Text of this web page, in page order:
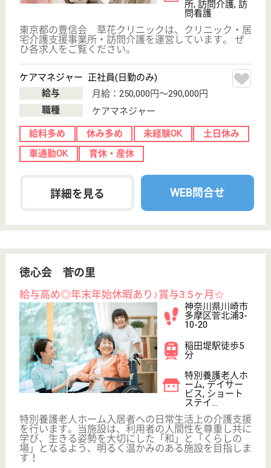
給与
月給：252,000円〜352,000円
職種
看護職
給料多め 車通勤OK
住宅手当あり
育休・産休
駅徒歩10分以内
詳細を見る WEB問合せ
秀峰会 銀鈴の詩介護保険センター
横浜市最大級の社会福祉法人秀峰会が運営！大手
訪問介護, 定期
業所...
れる環境づくり、 さらには地域包括ケアシステム構
築の実現のために今後もチャレンジを続けてまいりま
登録ヘルパー パート(日勤のみ)
給与
時給：1,350円〜
職種
介護職
給料多め 駅徒歩10分以内
詳細を見る WEB問合せ
サービス提供責任者 正社員(日勤のみ)
職種
サービス提供責任者
給料多め 未経験OK
賞与4か月以上
育休・産休
寮あり 駅徒歩10分以内